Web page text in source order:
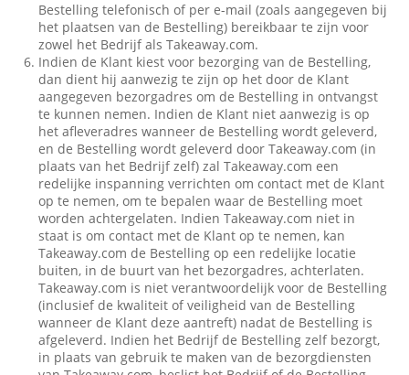
Bestelling telefonisch of per e-mail (zoals aangegeven bij
het plaatsen van de Bestelling) bereikbaar te zijn voor
zowel het Bedrijf als Takeaway.com.
Indien de Klant kiest voor bezorging van de Bestelling,
dan dient hij aanwezig te zijn op het door de Klant
aangegeven bezorgadres om de Bestelling in ontvangst
te kunnen nemen. Indien de Klant niet aanwezig is op
het afleveradres wanneer de Bestelling wordt geleverd,
en de Bestelling wordt geleverd door Takeaway.com (in
plaats van het Bedrijf zelf) zal Takeaway.com een
redelijke inspanning verrichten om contact met de Klant
op te nemen, om te bepalen waar de Bestelling moet
worden achtergelaten. Indien Takeaway.com niet in
staat is om contact met de Klant op te nemen, kan
Takeaway.com de Bestelling op een redelijke locatie
buiten, in de buurt van het bezorgadres, achterlaten.
Takeaway.com is niet verantwoordelijk voor de Bestelling
(inclusief de kwaliteit of veiligheid van de Bestelling
wanneer de Klant deze aantreft) nadat de Bestelling is
afgeleverd. Indien het Bedrijf de Bestelling zelf bezorgt,
in plaats van gebruik te maken van de bezorgdiensten